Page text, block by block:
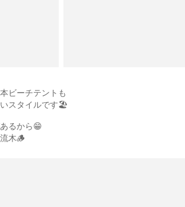
ビーチテントも
スタイルです🏖️
るから😁
木🪵